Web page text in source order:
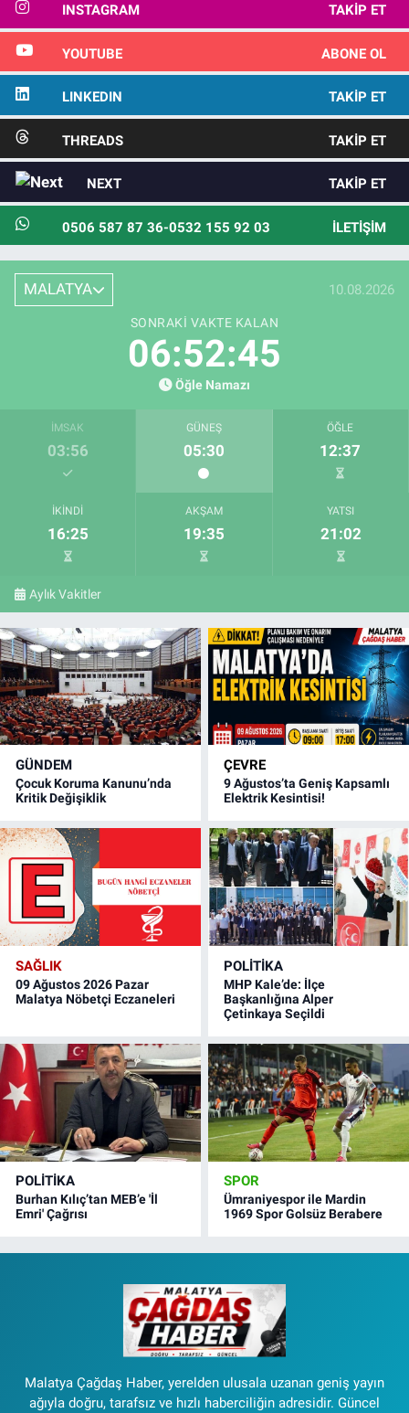
INSTAGRAM TAKIP ET
YOUTUBE ABONE OL
LINKEDIN TAKIP ET
THREADS TAKIP ET
NEXT TAKIP ET
0506 587 87 36-0532 155 92 03 İLETIŞIM
MALATYA 10.08.2026
SONRAKI VAKTE KALAN
06:52:43
Öğle Namazı
İMSAK
03:56
GÜNEŞ
05:30
ÖĞLE
12:37
İKINDI
16:25
AKŞAM
19:35
YATSI
21:02
Aylık Vakitler
GÜNDEM
Çocuk Koruma Kanunu’nda
Kritik Değişiklik
ÇEVRE
9 Ağustos’ta Geniş Kapsamlı
Elektrik Kesintisi!
SAĞLIK
09 Ağustos 2026 Pazar
Malatya Nöbetçi Eczaneleri
POLITIKA
MHP Kale’de: İlçe
Başkanlığına Alper
Çetinkaya Seçildi
POLITIKA
Burhan Kılıç’tan MEB’e 'İl
Emri' Çağrısı
SPOR
Ümraniyespor ile Mardin
1969 Spor Golsüz Berabere
Malatya Çağdaş Haber, yerelden ulusala uzanan geniş yayın
ağıyla doğru, tarafsız ve hızlı haberciliğin adresidir. Güncel